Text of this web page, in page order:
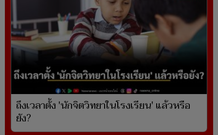
ถึงเวลาตั้ง 'นักจิตวิทยาในโรงเรียน' แล้วหรือ
ยัง?